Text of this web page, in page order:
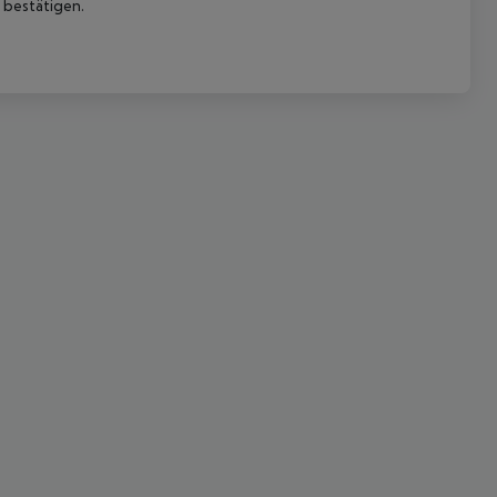
bestätigen.